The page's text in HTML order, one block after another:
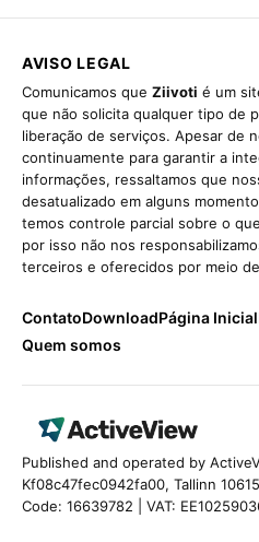
AVISO LEGAL
Comunicamos que Ziivoti é um
que não solicita qualquer tipo de
liberação de serviços. Apesar de
continuamente para garantir a
informações, ressaltamos que
desatualizado em alguns
temos controle parcial sobre o
por isso não nos
terceiros e oferecidos por meio
ContatoDownloadPágina Inicial
Quem somos
Published and operated by
Kf08c47fec0942fa00, Tallinn
Code: 16639782 | VAT: